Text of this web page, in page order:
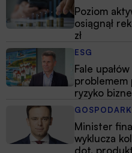
Poziom
osiągnął
zł
ESG
Fale
ryzyko
Minister
wyklucza
dot.